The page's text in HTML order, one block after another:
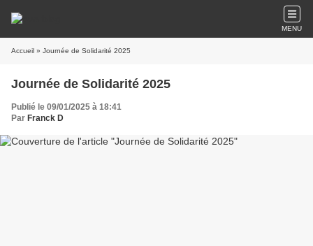
MENU
Accueil » Journée de Solidarité 2025
Journée de Solidarité 2025
Publié le 09/01/2025 à 18:41
Par Franck D